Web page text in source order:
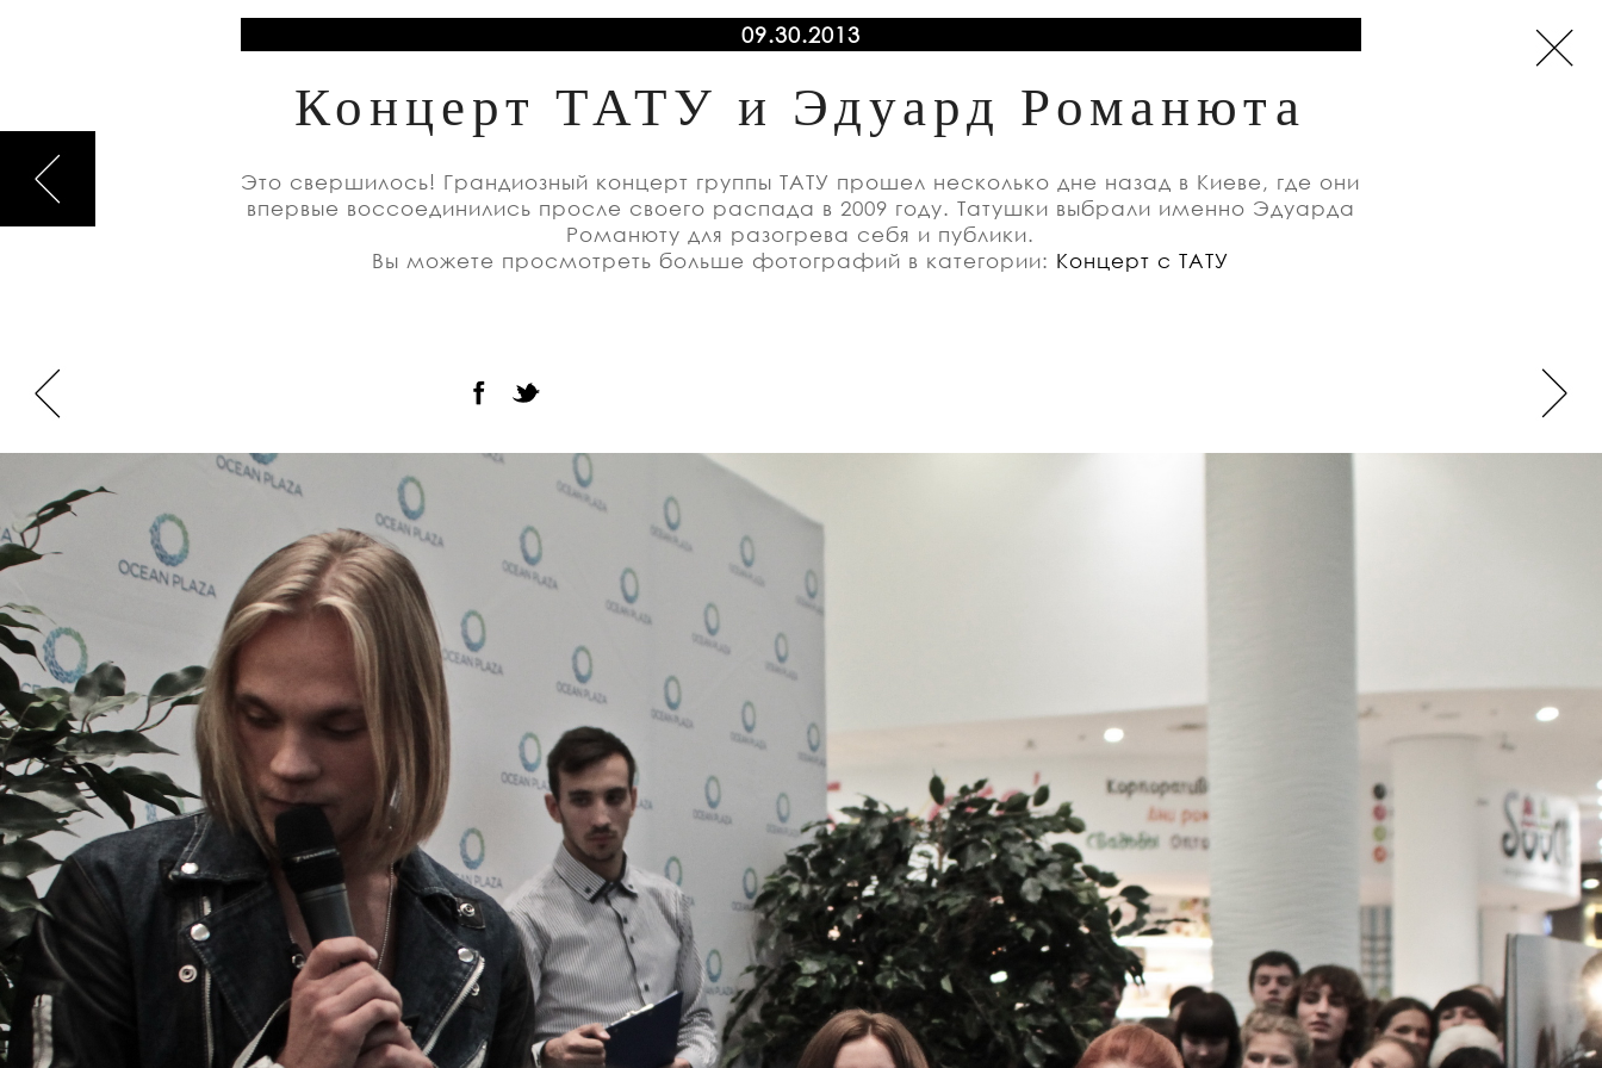
09.30.2013
Концерт ТАТУ и Эдуард Романюта
Это свершилось! Грандиозный концерт группы ТАТУ прошел несколько дне назад в Киеве, где они
впервые воссоединились просле своего распада в 2009 году. Татушки выбрали именно Эдуарда
Романюту для разогрева себя и публики.
Вы можете просмотреть больше фотографий в категории: Концерт с ТАТУ
Эдуард Романюта благодарит фанов группы “ТАТУ”